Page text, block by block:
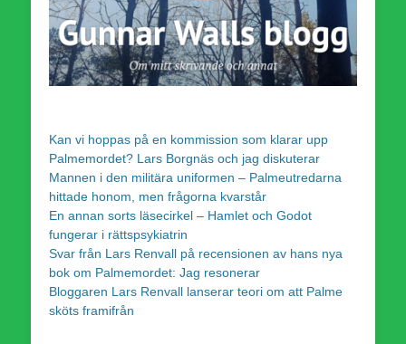
Kan vi hoppas på en kommission som klarar upp
Palmemordet? Lars Borgnäs och jag diskuterar
Mannen i den militära uniformen – Palmeutredarna
hittade honom, men frågorna kvarstår
En annan sorts läsecirkel – Hamlet och Godot
fungerar i rättspsykiatrin
Svar från Lars Renvall på recensionen av hans nya
bok om Palmemordet: Jag resonerar
Bloggaren Lars Renvall lanserar teori om att Palme
sköts framifrån